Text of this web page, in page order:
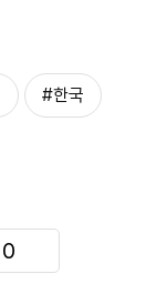
#한국
0